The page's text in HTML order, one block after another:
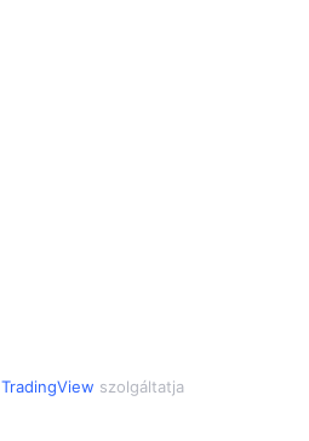
TradingView szolgáltatja